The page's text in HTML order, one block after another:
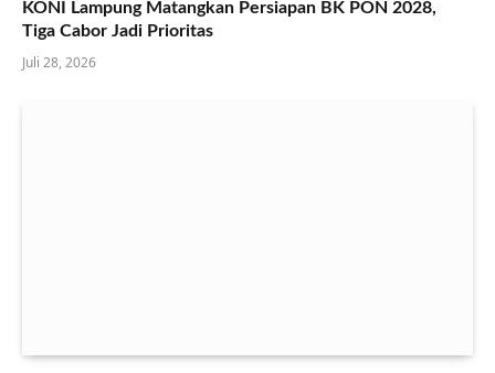
KONI Lampung Matangkan Persiapan BK PON 2028,
Tiga Cabor Jadi Prioritas
Juli 28, 2026